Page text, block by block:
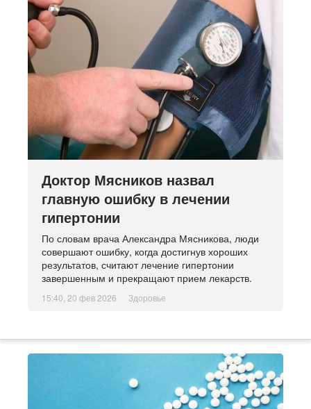
Доктор Мясников назвал
главную ошибку в лечении
гипертонии
По словам врача Александра Мясникова, люди
совершают ошибку, когда достигнув хороших
результатов, считают лечение гипертонии
завершенным и прекращают прием лекарств.
15:40, 20 фев 2026 Здоровье